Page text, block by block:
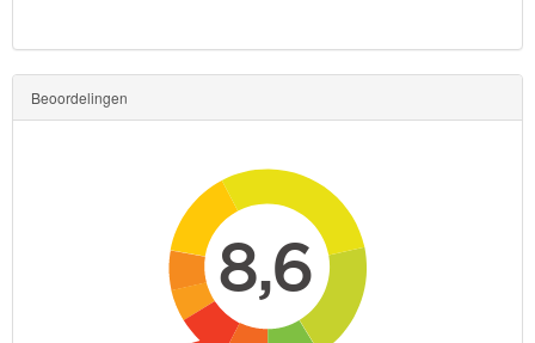
Beoordelingen